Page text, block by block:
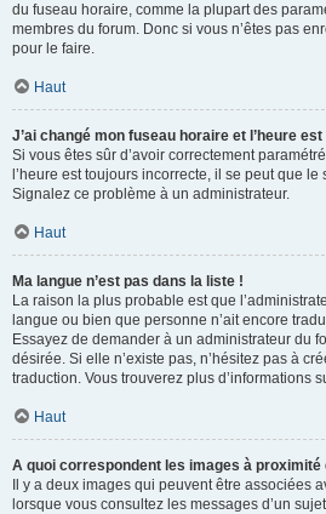
du fuseau horaire, comme la plupart des
membres du forum. Donc si vous n’êtes pas
pour le faire.
Haut
J’ai changé mon fuseau horaire et l’heure
Si vous êtes sûr d’avoir correctement
l’heure est toujours incorrecte, il se peut que le
Signalez ce problème à un administrateur.
Haut
Ma langue n’est pas dans la liste !
La raison la plus probable est que
langue ou bien que personne n’ait encore
Essayez de demander à un administrateur du
désirée. Si elle n’existe pas, n’hésitez pas à
traduction. Vous trouverez plus d’informations
Haut
A quoi correspondent les images à proximité
Il y a deux images qui peuvent être associées
lorsque vous consultez les messages d’un